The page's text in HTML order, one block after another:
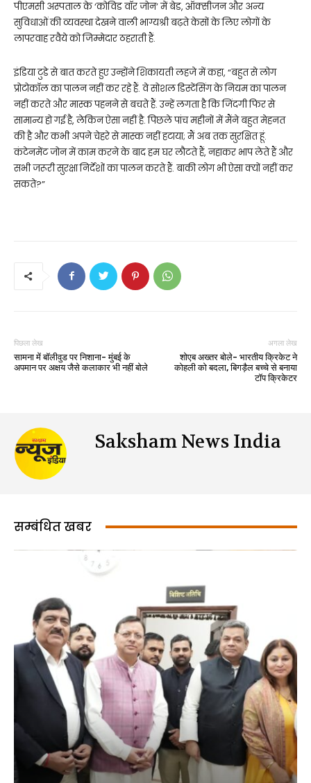
पीएमसी अस्पताल के ‘कोविड वॉर जोन’ में बेड, ऑक्सीजन और अन्य
सुविधाओं की व्यवस्था देखने वाली भाग्यश्री बढ़ते केसों के लिए लोगों के
लापरवाह रवैये को जिम्मेदार ठहराती हैं.
इंडिया टुडे से बात करते हुए उन्होंने शिकायती लहजे में कहा, “बहुत से लोग
प्रोटोकॉल का पालन नहीं कर रहे हैं. वे सोशल डिस्टेंसिंग के नियम का पालन
नहीं करते और मास्क पहनने से बचते हैं. उन्हें लगता है कि जिंदगी फिर से
सामान्य हो गई है, लेकिन ऐसा नहीं है. पिछले पांच महीनों में मैंने बहुत मेहनत
की है और कभी अपने चेहरे से मास्क नहीं हटाया; मैं अब तक सुरक्षित हूं.
कंटेनमेंट जोन में काम करने के बाद हम घर लौटते हैं, नहाकर भाप लेते हैं और
सभी जरूरी सुरक्षा निर्देशों का पालन करते हैं. बाकी लोग भी ऐसा क्यों नहीं कर
सकते?”
पिछला लेख
सामना में बॉलीवुड पर निशाना- मुंबई के
अपमान पर अक्षय जैसे कलाकार भी नहीं बोले
अगला लेख
शोएब अख्तर बोले- भारतीय क्रिकेट ने
कोहली को बदला, बिगड़ैल बच्चे से बनाया
टॉप क्रिकेटर
Saksham News India
सम्बंधित खबर